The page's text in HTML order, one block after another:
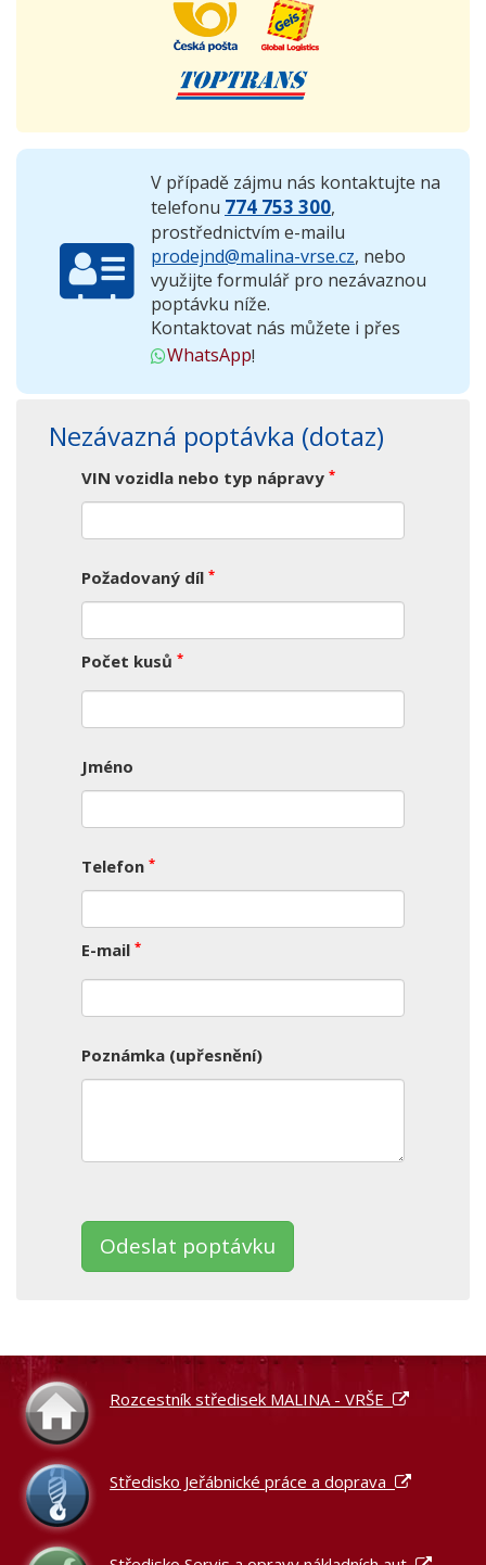
V případě zájmu nás kontaktujte na
telefonu 774 753 300,
prostřednictvím e-mailu
prodejnd@malina-vrse.cz, nebo
využijte formulář pro nezávaznou
poptávku níže.
Kontaktovat nás můžete i přes
WhatsApp!
Nezávazná poptávka (dotaz)
VIN vozidla nebo typ nápravy *
Požadovaný díl *
Počet kusů *
Jméno
Telefon *
E-mail *
Poznámka (upřesnění)
pole
prázdné.
Rozcestník středisek MALINA - VRŠE
Středisko Jeřábnické práce a doprava